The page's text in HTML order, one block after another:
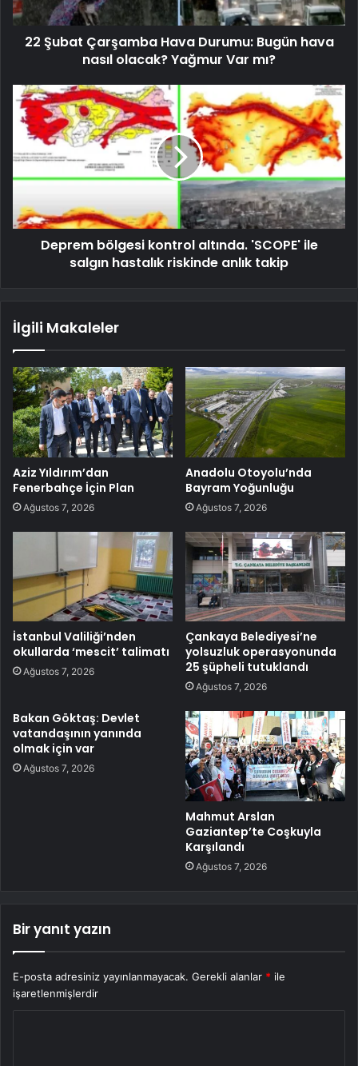
22 Şubat Çarşamba Hava Durumu: Bugün hava
nasıl olacak? Yağmur Var mı?
Deprem bölgesi kontrol altında. 'SCOPE' ile
salgın hastalık riskinde anlık takip
İlgili Makaleler
Aziz Yıldırım’dan
Fenerbahçe İçin Plan
Ağustos 7, 2026
Anadolu Otoyolu’nda
Bayram Yoğunluğu
Ağustos 7, 2026
İstanbul Valiliği’nden
okullarda ‘mescit’ talimatı
Ağustos 7, 2026
Çankaya Belediyesi’ne
yolsuzluk operasyonunda
25 şüpheli tutuklandı
Ağustos 7, 2026
Bakan Göktaş: Devlet
vatandaşının yanında
olmak için var
Ağustos 7, 2026
Mahmut Arslan
Gaziantep’te Coşkuyla
Karşılandı
Ağustos 7, 2026
Bir yanıt yazın
E-posta adresiniz yayınlanmayacak. Gerekli alanlar * ile
işaretlenmişlerdir